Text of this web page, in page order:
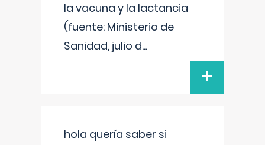
la vacuna y la lactancia
(fuente: Ministerio de
Sanidad, julio d...
+
hola quería saber si